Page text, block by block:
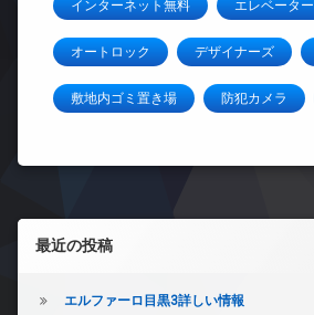
インターネット無料 エレベーター
オートロック デザイナーズ
敷地内ゴミ置き場 防犯カメラ
左サイドバー
最近の投稿
エルファーロ目黒3詳しい情報